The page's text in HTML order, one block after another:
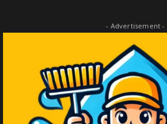
- Advertisement -